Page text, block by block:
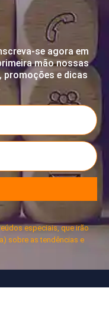
se agora em
mão nossas
e dicas
especiais, que irão
sobre as tendências e